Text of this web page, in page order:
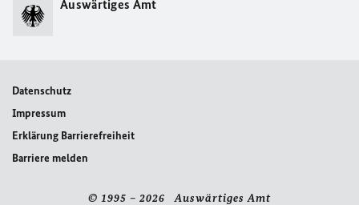
Auswärtiges Amt
Datenschutz
Impressum
Erklärung Barrierefreiheit
Barriere melden
© 1995 – 2026 Auswärtiges Amt